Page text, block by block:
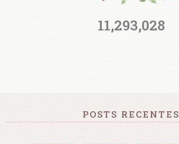
11,293,028
POSTS RECENTES